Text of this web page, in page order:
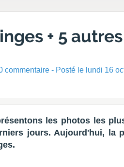
+ 5 autres
commentaire - Posté le lundi 16
les photos les
jours. Aujourd'hui, la